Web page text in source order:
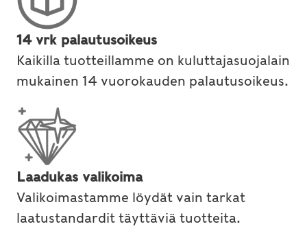
14 vrk palautusoikeus
Kaikilla tuotteillamme on kuluttajasuojalain
mukainen 14 vuorokauden palautusoikeus.
Laadukas valikoima
Valikoimastamme löydät vain tarkat
laatustandardit täyttäviä tuotteita.